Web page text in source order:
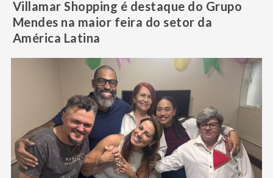
Villamar Shopping é destaque do Grupo
Mendes na maior feira do setor da
América Latina